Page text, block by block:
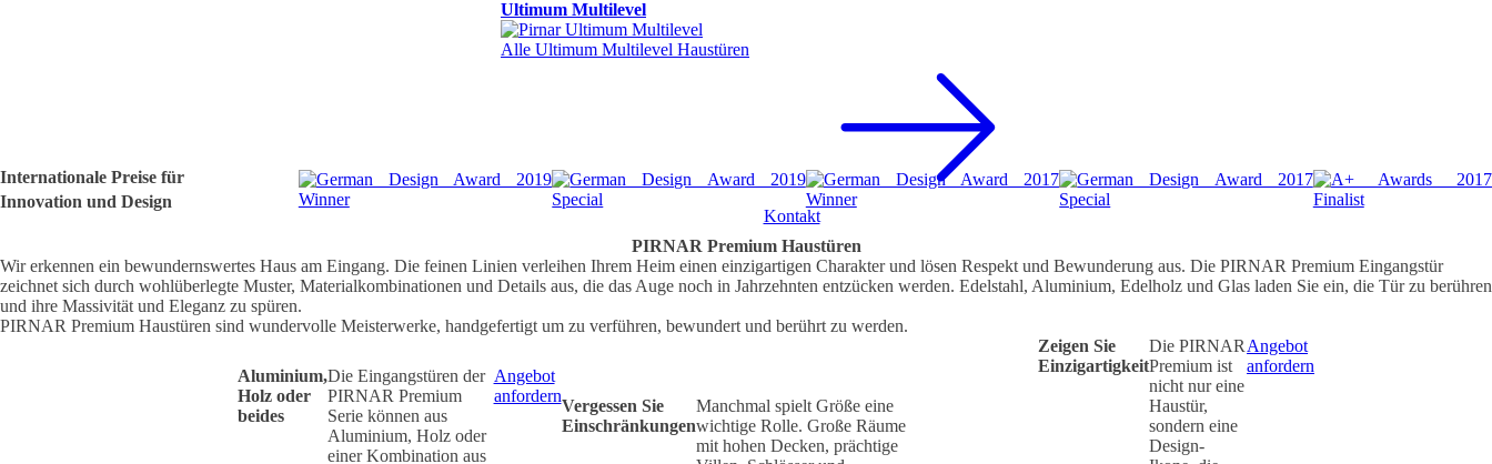
Ultimum Multilevel
Alle Ultimum Multilevel Haustüren
Kontakt
Internationale Preise für
Innovation und Design
PIRNAR PremiumHaustüren
Wir erkennen ein bewundernswertes Haus am Eingang. Die feinen Linien verleihen Ihrem Heim einen einzigartigen Charakter und lösen Respekt und Bewunderung aus. Die PIRNAR Premium Eingangstür
zeichnet sich durch wohlüberlegte Muster, Materialkombinationen und Details aus, die das Auge noch in Jahrzehnten entzücken werden. Edelstahl, Aluminium, Edelholz und Glas laden Sie ein, die Tür zu berühren
und ihre Massivität und Eleganz zu spüren.
PIRNAR Premium Haustüren sind wundervolle Meisterwerke, handgefertigt um zu verführen, bewundert und berührt zu werden.
Aluminium,
Holz oder
beides
Die Eingangstüren der
PIRNAR Premium
Serie können aus
Aluminium, Holz oder
einer Kombination aus
Angebot
anfordern
Vergessen Sie
Einschränkungen
Manchmal spielt Größe eine
wichtige Rolle. Große Räume
mit hohen Decken, prächtige
Zeigen Sie
Einzigartigkeit
Die PIRNAR
Premium ist
nicht nur eine
Haustür,
sondern eine
Design-
Angebot
anfordern